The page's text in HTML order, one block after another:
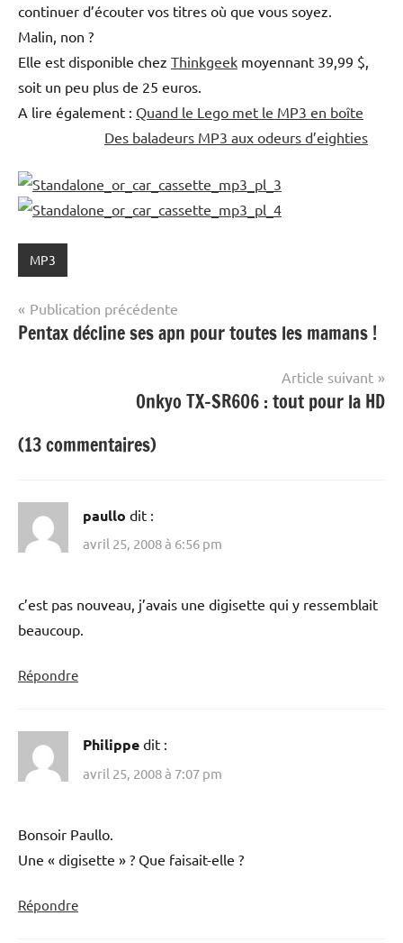
continuer d’écouter vos titres où que vous soyez.
Malin, non ?
Elle est disponible chez Thinkgeek moyennant 39,99 $,
soit un peu plus de 25 euros.
A lire également : Quand le Lego met le MP3 en boîte
Des baladeurs MP3 aux odeurs d’eighties
MP3
Navigation
de
Publication précédente
Pentax décline ses apn pour toutes les mamans !
Article suivant
Onkyo TX-SR606 : tout pour la HD
(13 commentaires)
paullo dit :
avril 25, 2008 à 6:56 pm
c’est pas nouveau, j’avais une digisette qui y ressemblait
beaucoup.
Répondre
Philippe dit :
avril 25, 2008 à 7:07 pm
Bonsoir Paullo.
Une « digisette » ? Que faisait-elle ?
Répondre